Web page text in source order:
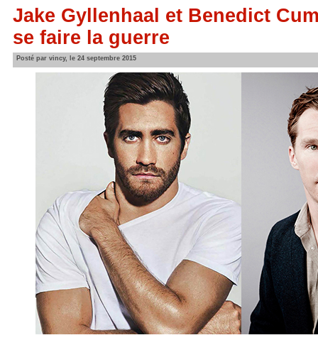
Jake Gyllenhaal et Benedict
se faire la guerre
Posté par vincy, le 24 septembre 2015